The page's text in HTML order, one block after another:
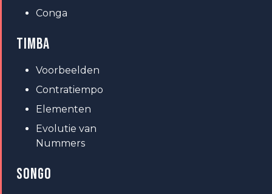
Conga
TIMBA
Voorbeelden
Contratiempo
Elementen
Evolutie van
Nummers
SONGO